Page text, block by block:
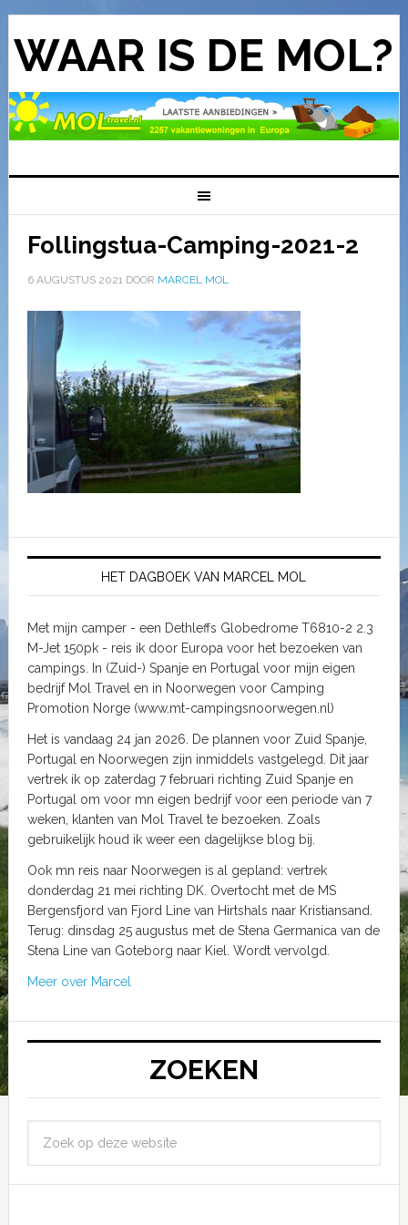
WAAR IS DE MOL?
Follingstua-Camping-2021-2
6 AUGUSTUS 2021DOOR MARCEL MOL
HET DAGBOEK VAN MARCEL MOL
Met mijn camper - een Dethleffs Globedrome T6810-2 2.3
M-Jet 150pk - reis ik door Europa voor het bezoeken van
campings. In (Zuid-) Spanje en Portugal voor mijn eigen
bedrijf Mol Travel en in Noorwegen voor Camping
Promotion Norge (www.mt-campingsnoorwegen.nl)
Het is vandaag 24 jan 2026. De plannen voor Zuid Spanje,
Portugal en Noorwegen zijn inmiddels vastgelegd. Dit jaar
vertrek ik op zaterdag 7 februari richting Zuid Spanje en
Portugal om voor mn eigen bedrijf voor een periode van 7
weken, klanten van Mol Travel te bezoeken. Zoals
gebruikelijk houd ik weer een dagelijkse blog bij.
Ook mn reis naar Noorwegen is al gepland: vertrek
donderdag 21 mei richting DK. Overtocht met de MS
Bergensfjord van Fjord Line van Hirtshals naar Kristiansand.
Terug: dinsdag 25 augustus met de Stena Germanica van de
Stena Line van Goteborg naar Kiel. Wordt vervolgd.
Meer over Marcel
ZOEKEN